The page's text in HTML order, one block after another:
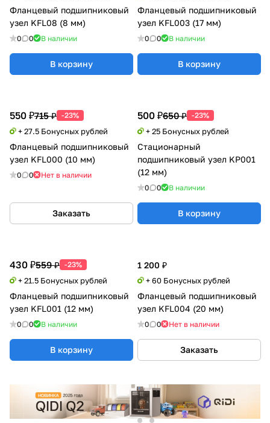
Фланцевый подшипниковый
узел KFL08 (8 мм)
0 0 В наличии
В корзину
Фланцевый подшипниковый
узел KFL003 (17 мм)
0 0 В наличии
В корзину
500 ₽650 ₽ -23%
+ 25 Бонусных рублей
Стационарный
подшипниковый узел KP001
(12 мм)
0 0 В наличии
В корзину
430 ₽559 ₽ -23%
+ 21.5 Бонусных рублей
Фланцевый подшипниковый
узел KFL001 (12 мм)
0 0 В наличии
В корзину
1 200 ₽
+ 60 Бонусных рублей
Фланцевый подшипниковый
узел KFL004 (20 мм)
0 0 Нет в наличии
Заказать
550 ₽715 ₽ -23%
+ 27.5 Бонусных рублей
Фланцевый подшипниковый
узел KFL000 (10 мм)
0 0 Нет в наличии
Заказать